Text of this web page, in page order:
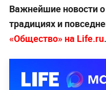
Важнейшие новости
традициях и
«Общество» на Life.ru.